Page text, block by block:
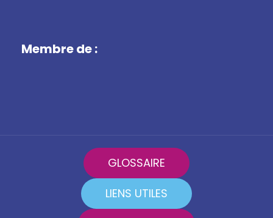
Membre de :
GLOSSAIRE
LIENS UTILES